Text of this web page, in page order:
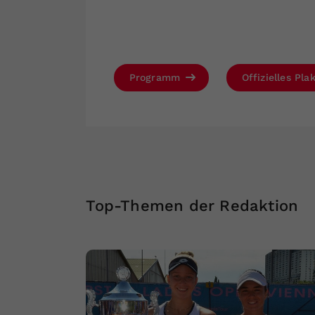
Programm Offizielles
Top-Themen der Redaktion